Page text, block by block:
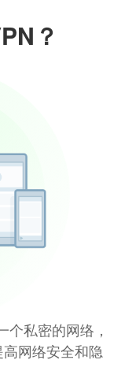
？
私密的网络，
网络安全和隐